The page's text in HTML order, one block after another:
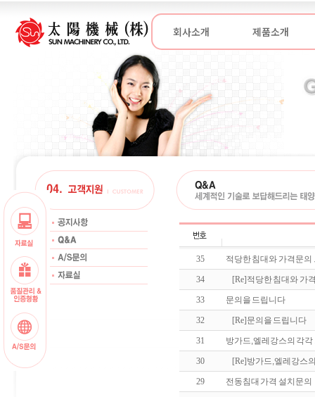
회사소개 제품소개
35 적당한 침대와 가격문의
34 [Re] 적당한 침대와 가
33 문의을 드립니다
32 [Re] 문의을 드립니다
31 방가드,엘레강스의 각
30 [Re] 방가드,엘레강스
29 전동침대 가격 설치문의